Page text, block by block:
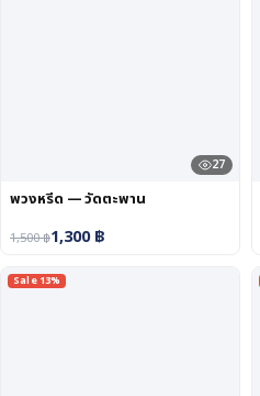
27
พวงหรีด — วัดตะพาน
1,500฿1,300฿
Sale 13%